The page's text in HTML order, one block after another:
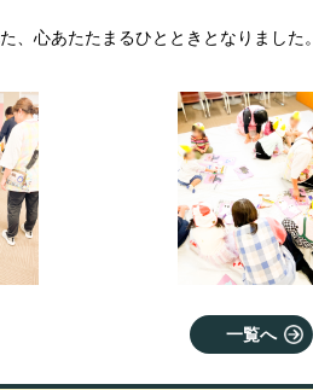
、心あたたまるひとときとなりました。
一覧へ